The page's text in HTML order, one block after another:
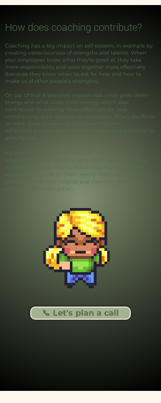
How does coaching contribute?
Coaching has a big impact on self esteem, in example by
creating consciousness of strengths and talents. When
your employees know what they're good at, they take
more responsibility and work together more effectively
(because they know when to ask for help and how to
make us of other people's strengths).
On top of that it becomes crystal clear what gives them
energy and what costs them energy, which also
contributes to working more effectively (i.e. stop
complaining, start working on a solution). When you focus
on what gives you energy, you never become
exhausted and you are motivated, productive and open to
grow further.
multiple start-ups. The feedback I get the most is that
employees feel safe to share openly, that I ask questions
that give them new insights and then they are
encouraged to take action.
📞 Let's plan a call